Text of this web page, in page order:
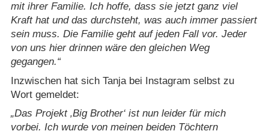
mit ihrer Familie. Ich hoffe, dass sie jetzt ganz viel
Kraft hat und das durchsteht, was auch immer passiert
sein muss. Die Familie geht auf jeden Fall vor. Jeder
von uns hier drinnen wäre den gleichen Weg
gegangen.
Inzwischen hat sich Tanja bei Instagram selbst zu
Wort gemeldet:
Das Projekt ‚Big Brother‘ ist nun leider für mich
vorbei. Ich wurde von meinen beiden Töchtern